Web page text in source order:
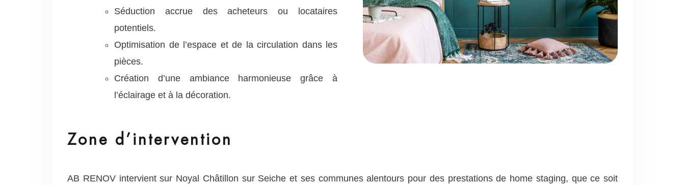
Séduction accrue des acheteurs ou locataires
potentiels.
Optimisation de l’espace et de la circulation dans les
pièces.
Création d’une ambiance harmonieuse grâce à
l’éclairage et à la décoration.
Zone d’intervention
AB RENOV intervient sur Noyal Châtillon sur Seiche et ses communes alentours pour des prestations de home staging, que ce soit